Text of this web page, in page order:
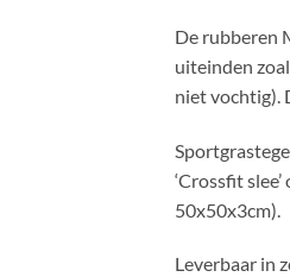
De rubberen
uiteinden
niet vochtig).
‘Crossfit
50x50x3cm).
Leverbaar in